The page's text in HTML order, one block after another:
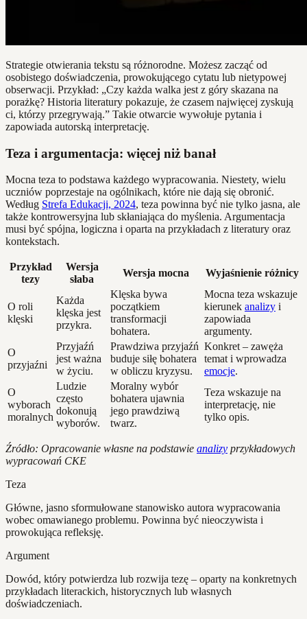
Strategie otwierania tekstu są różnorodne. Możesz zacząć od
osobistego doświadczenia, prowokującego cytatu lub nietypowej
obserwacji. Przykład: „Czy każda walka jest z góry skazana na
porażkę? Historia literatury pokazuje, że czasem najwięcej zyskują
ci, którzy przegrywają.” Takie otwarcie wywołuje pytania i
zapowiada autorską interpretację.
Teza i argumentacja: więcej niż banał
Mocna teza to podstawa każdego wypracowania. Niestety, wielu
uczniów poprzestaje na ogólnikach, które nie dają się obronić.
Według Strefa Edukacji, 2024, teza powinna być nie tylko jasna, ale
także kontrowersyjna lub skłaniająca do myślenia. Argumentacja
musi być spójna, logiczna i oparta na przykładach z literatury oraz
kontekstach.
Przykład
tezy
Wersja
słaba
Wersja mocna Wyjaśnienie różnicy
O roli
klęski
Każda
klęska jest
przykra.
Klęska bywa
początkiem
transformacji
bohatera.
Mocna teza wskazuje
kierunek analizy i
zapowiada
argumenty.
O
przyjaźni
Przyjaźń
jest ważna
w życiu.
Prawdziwa przyjaźń
buduje siłę bohatera
w obliczu kryzysu.
Konkret – zawęża
temat i wprowadza
emocje.
O
wyborach
moralnych
Ludzie
często
dokonują
wyborów.
Moralny wybór
bohatera ujawnia
jego prawdziwą
twarz.
Teza wskazuje na
interpretację, nie
tylko opis.
Źródło: Opracowanie własne na podstawie analizy przykładowych
wypracowań CKE
Teza
Główne, jasno sformułowane stanowisko autora wypracowania
wobec omawianego problemu. Powinna być nieoczywista i
prowokująca refleksję.
Argument
Dowód, który potwierdza lub rozwija tezę – oparty na konkretnych
przykładach literackich, historycznych lub własnych
doświadczeniach.